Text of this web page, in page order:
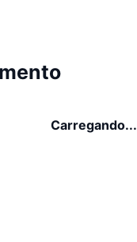
Carregando...